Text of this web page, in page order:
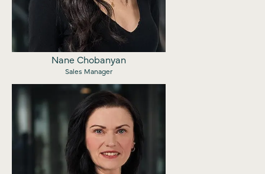
Nane Chobanyan
Sales Manager